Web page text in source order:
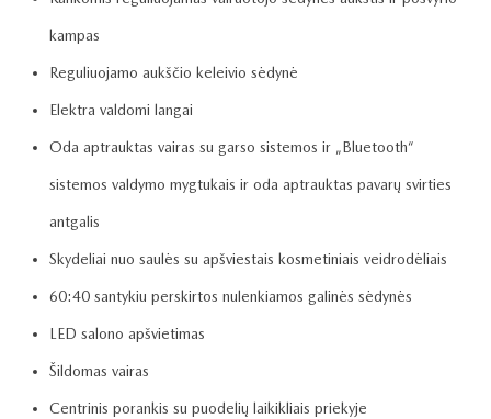
kampas
Reguliuojamo aukščio keleivio sėdynė
Elektra valdomi langai
Oda aptrauktas vairas su garso sistemos ir „Bluetooth“
sistemos valdymo mygtukais ir oda aptrauktas pavarų svirties
antgalis
Skydeliai nuo saulės su apšviestais kosmetiniais veidrodėliais
60:40 santykiu perskirtos nulenkiamos galinės sėdynės
LED salono apšvietimas
Šildomas vairas
Centrinis porankis su puodelių laikikliais priekyje